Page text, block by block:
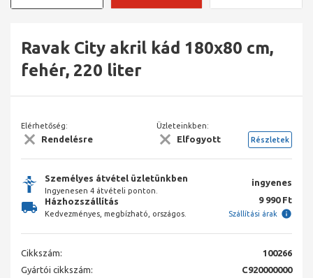
Ravak City akril kád 180x80 cm,
fehér, 220 liter
Elérhetőség:
Rendelésre
Üzleteinkben:
Elfogyott Részletek
Személyes átvétel üzletünkben
Ingyenesen 4 átvételi ponton.
ingyenes
Házhozszállítás
Kedvezményes, megbízható, országos.
9 990 Ft
Szállítási árak
Cikkszám:
100266
Gyártói cikkszám:
C920000000